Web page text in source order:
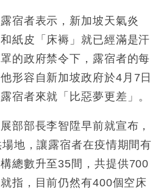
擴大金屬關稅範圍 14類產品或加徵
9月升級會員制度 增鉑金卡級別鎖
售額連升14個月 珠寶鐘錶銷售升勢
多10億美元回購 派息比率目標維持
宿者表示，新加坡天氣炎
紙皮「床褥」就已經滿是汗
的政府禁令下，露宿者的每
形容自新加坡政府於4 月 7 日
宿者來就「比惡夢更差」。
部部長李智陞早前就宣布，
地，讓露宿者在疫情期間有
總數升至35間，共提供700
指，目前仍然有400個空床